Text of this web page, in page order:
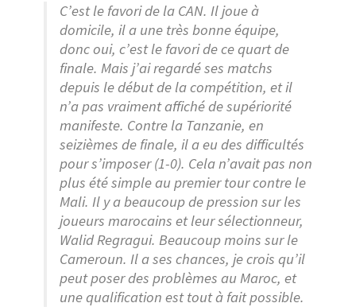
C’est le favori de la CAN. Il joue à
domicile, il a une très bonne équipe,
donc oui, c’est le favori de ce quart de
finale. Mais j’ai regardé ses matchs
depuis le début de la compétition, et il
n’a pas vraiment affiché de supériorité
manifeste. Contre la Tanzanie, en
seizièmes de finale, il a eu des difficultés
pour s’imposer (1-0). Cela n’avait pas non
plus été simple au premier tour contre le
Mali. Il y a beaucoup de pression sur les
joueurs marocains et leur sélectionneur,
Walid Regragui. Beaucoup moins sur le
Cameroun. Il a ses chances, je crois qu’il
peut poser des problèmes au Maroc, et
une qualification est tout à fait possible.